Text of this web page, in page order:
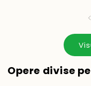
Opere divise